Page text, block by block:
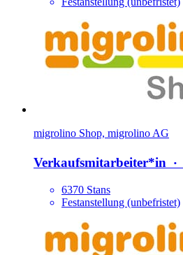
migrolino Shop, migrolino AG
Verkaufsmitarbeiter*​in ‧
6370 Stans
Festanstellung (unbefristet)